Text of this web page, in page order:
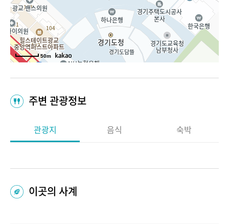
50m
주변 관광정보
관광지 음식 숙박
이곳의 사계